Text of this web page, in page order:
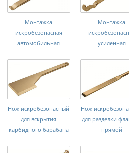
Монтажка
искробезопасная
автомобильная
Монтажка
усиленная
Нож искробезопасный
для вскрытия
карбидного барабана
Нож
для разделки
прямой